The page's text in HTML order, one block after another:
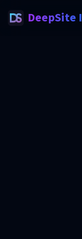
DeepSite